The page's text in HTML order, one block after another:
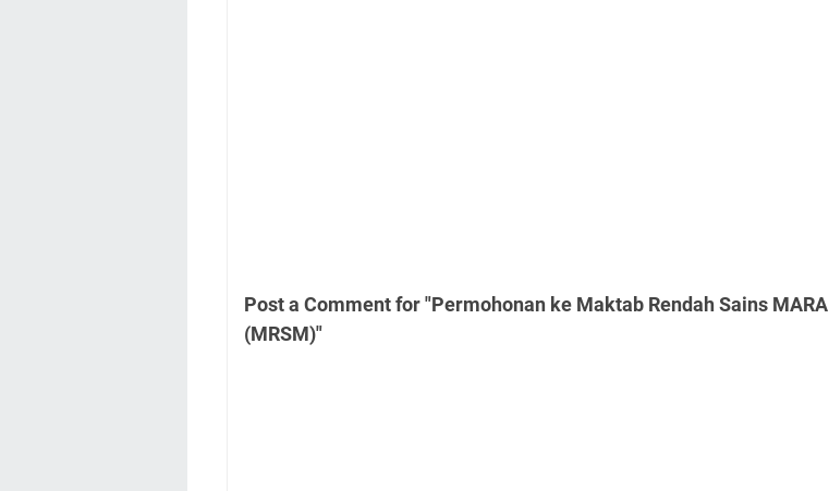
Post a Comment for "Permohonan ke Maktab Rendah Sains MARA
(MRSM)"